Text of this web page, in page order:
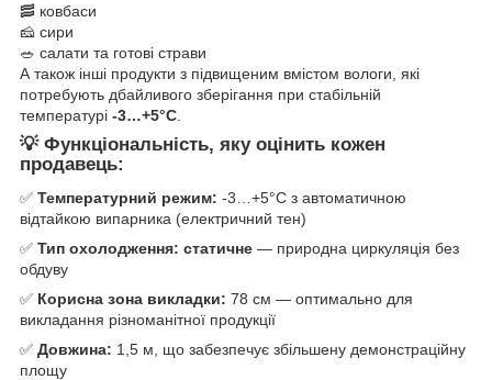
🥓 ковбаси
🧀 сири
🥗 салати та готові страви
А також інші продукти з підвищеним вмістом вологи, які
потребують дбайливого зберігання при стабільній
температурі -3…+5°C
💡 Функціональність, яку оцінить кожен
продавець:
✅ Температурний режим: -3…+5°C з автоматичною
відтайкою випарника (електричний тен)
✅ Тип охолодження: статичне — природна циркуляція без
обдуву
✅ Корисна зона викладки: 78 см — оптимально для
викладання різноманітної продукції
✅ Довжина: 1,5 м, що забезпечує збільшену демонстраційну
площу